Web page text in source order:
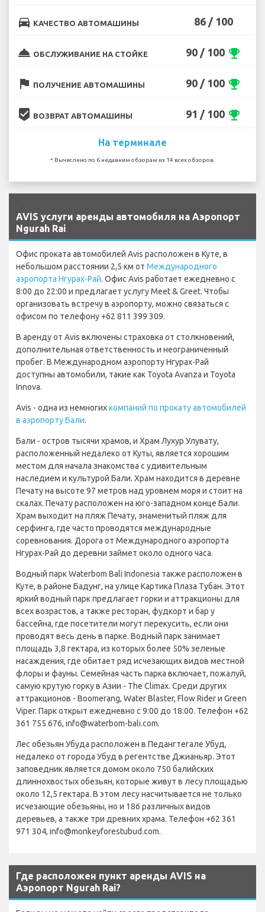
directions_car КАЧЕСТВО АВТОМАШИНЫ 86 / 100
room_service ОБСЛУЖИВАНИЕ НА СТОЙКЕ 90 / 100 emoji_events
flag ПОЛУЧЕНИЕ АВТОМАШИНЫ 90 / 100 emoji_events
beenhere ВОЗВРАТ АВТОМАШИНЫ 91 / 100 emoji_events
На терминале
* Вычислено по 6 недавним обзорам из 14 всех обзоров.
AVIS услуги аренды автомобиля на Аэропорт
Ngurah Rai
Офис проката автомобилей Avis расположен в Куте, в
небольшом расстоянии 2,5 км от Международного
аэропорта Нгурах-Рай. Офис Avis работает ежедневно с
8:00 до 22:00 и предлагает услугу Meet & Greet. Чтобы
организовать встречу в аэропорту, можно связаться с
офисом по телефону +62 811 399 309.
В аренду от Avis включены страховка от столкновений,
дополнительная ответственность и неограниченный
пробег. В Международном аэропорту Нгурах-Рай
доступны автомобили, такие как Toyota Avanza и Toyota
Innova.
Avis - одна из немногихкомпаний по прокату автомобилей
в аэропорту Бали.
Бали - остров тысячи храмов, и Храм Лухур Улувату,
расположенный недалеко от Куты, является хорошим
местом для начала знакомства с удивительным
наследием и культурой Бали. Храм находится в деревне
Печату на высоте 97 метров над уровнем моря и стоит на
скалах. Печату расположен на юго-западном конце Бали.
Храм выходит на пляж Печату, знаменитый пляж для
серфинга, где часто проводятся международные
соревнования. Дорога от Международного аэропорта
Нгурах-Рай до деревни займет около одного часа.
Водный парк Waterbom Bali Indonesia также расположен в
Куте, в районе Бадунг, на улице Картика Плаза Тубан. Этот
яркий водный парк предлагает горки и аттракционы для
всех возрастов, а также ресторан, фудкорт и бар у
бассейна, где посетители могут перекусить, если они
проводят весь день в парке. Водный парк занимает
площадь 3,8 гектара, из которых более 50% зеленые
насаждения, где обитает ряд исчезающих видов местной
флоры и фауны. Семейная часть парка включает, пожалуй,
самую крутую горку в Азии - The Climax. Среди других
аттракционов - Boomerang, Water Blaster, Flow Rider и Green
Viper. Парк открыт ежедневно с 9:00 до 18:00. Телефон +62
361 755 676, info@waterbom-bali.com.
Лес обезьян Убуда расположен в Педангтегале Убуд,
недалеко от города Убуд в регентстве Джианьяр. Этот
заповедник является домом около 750 балийских
длиннохвостых обезьян, которые живут в лесу площадью
около 12,5 гектара. В этом лесу насчитывается не только
исчезающие обезьяны, но и 186 различных видов
деревьев, а также три древних храма. Телефон +62 361
971 304, info@monkeyforestubud.com.
Где расположен пункт аренды AVIS на
Аэропорт Ngurah Rai?